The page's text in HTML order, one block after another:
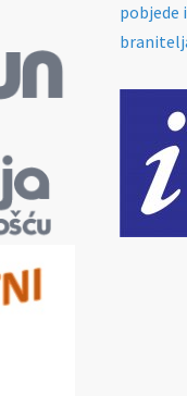
pobjede